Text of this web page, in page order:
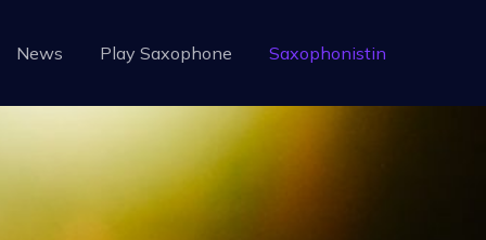
News Play Saxophone Saxophonistin